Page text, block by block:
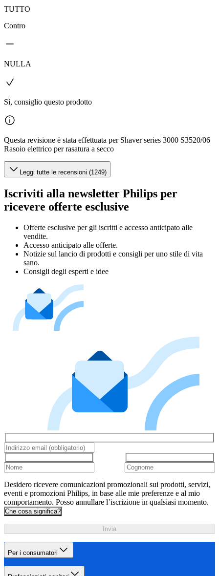
TUTTO
Contro
NULLA
Sì, consiglio questo prodotto
Questa revisione è stata effettuata per Shaver series 3000 S3520/06
Rasoio elettrico per rasatura a secco
Leggi tutte le recensioni (1249)
Iscriviti alla newsletter Philips per
ricevere offerte esclusive
Offerte esclusive per gli iscritti e accesso anticipato alle
vendite.
Accesso anticipato alle offerte.
Notizie sul lancio di prodotti e consigli per uno stile di vita
sano.
Consigli degli esperti e idee
Desidero ricevere comunicazioni promozionali sui prodotti, servizi,
eventi e promozioni Philips, in base alle mie preferenze e al mio
comportamento. Posso annullare l’iscrizione in qualsiasi momento.
Che cosa significa?
Invia
Per i consumatori